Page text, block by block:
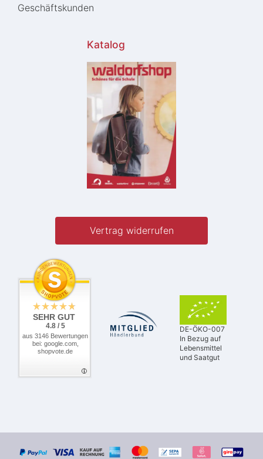
Geschäftskunden
Katalog
Vertrag widerrufen
SEHR GUT
4.8 / 5
aus 3146 Bewertungen
bei: google.com,
shopvote.de
DE-ÖKO-007
In Bezug auf
Lebensmittel
und Saatgut